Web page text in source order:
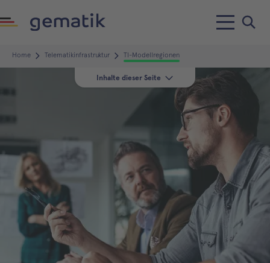
Home Telematikinfrastruktur TI-Modellregionen
Definition Modellregion
Ergebnisse
Laufende Pilotierungen
Inhalte dieser Seite